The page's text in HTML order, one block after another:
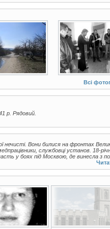
Всі
р. Рядовий.
нечисті. Вони билися на фронтах
службовці установ. 18-
у боях під Москвою, де винесла з